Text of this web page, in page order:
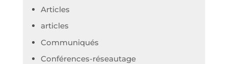
Articles
articles
Communiqués
Conférences-réseautage